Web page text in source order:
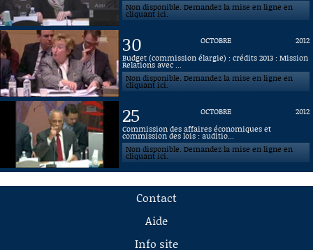
Non disponible. Demandez la mise en ligne en
cliquant ici.
30 OCTOBRE
2012
Budget (commission élargie) : crédits 2013 : Mission
Relations avec ...
Non disponible. Demandez la mise en ligne en
cliquant ici.
25 OCTOBRE
2012
Commission des affaires économiques et
commission des lois : auditio...
Non disponible. Demandez la mise en ligne en
cliquant ici.
Contact
Aide
Info site